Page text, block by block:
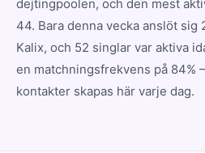
dejtingpoolen, och den mest
44. Bara denna vecka anslöt sig
Kalix, och 52 singlar var aktiva
en matchningsfrekvens på 84%
kontakter skapas här varje dag.